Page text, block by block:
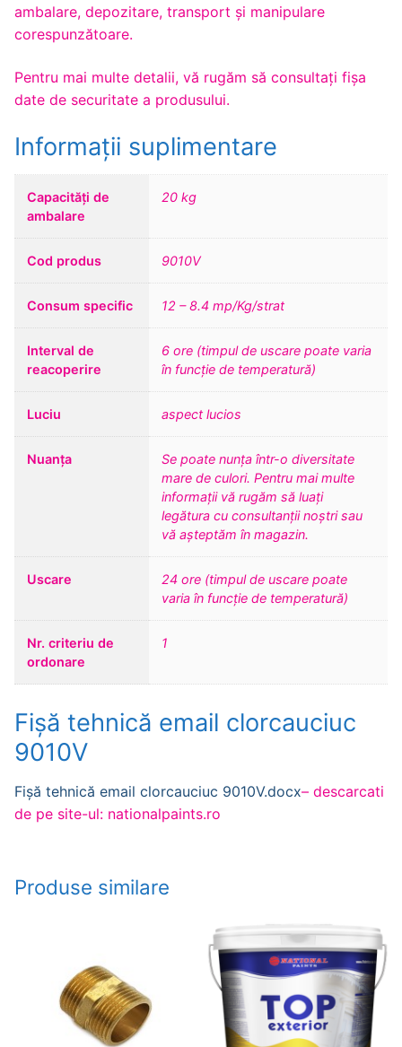
ambalare, depozitare, transport și manipulare
corespunzătoare.
Pentru mai multe detalii, vă rugăm să consultaţi fişa
date de securitate a produsului.
Informații suplimentare
Capacități de
ambalare
20 kg
Cod produs 9010V
Consum specific 12 – 8.4 mp/Kg/strat
Interval de
reacoperire
6 ore (timpul de uscare poate varia
în funcție de temperatură)
Luciu aspect lucios
Nuanța
Se poate nunța într-o diversitate
mare de culori. Pentru mai multe
informații vă rugăm să luați
legătura cu consultanții noștri sau
vă așteptăm în magazin.
Uscare
24 ore (timpul de uscare poate
varia în funcție de temperatură)
Nr. criteriu de
ordonare
1
Fișă tehnică email clorcauciuc
9010V
Fișă tehnică email clorcauciuc 9010V.docx– descarcati
de pe site-ul: nationalpaints.ro
Produse similare